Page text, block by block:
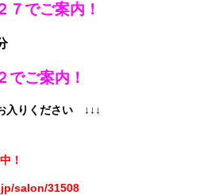
７でご案内！
でご案内！
入りください ↓↓↓
！
salon/31508